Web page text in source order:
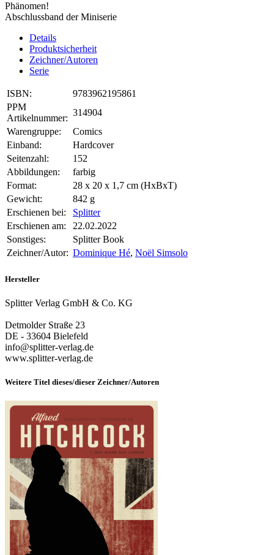
Phänomen!
Abschlussband der Miniserie
Details
Produktsicherheit
Zeichner/Autoren
Serie
ISBN:
9783962195861
PPM
Artikelnummer:
314904
Warengruppe:
Comics
Einband:
Hardcover
Seitenzahl:
152
Abbildungen:
farbig
Format:
28 x 20 x 1,7 cm (HxBxT)
Gewicht:
842 g
Erschienen bei:
Splitter
Erschienen am:
22.02.2022
Sonstiges:
Splitter Book
Zeichner/Autor: Dominique Hé, Noël Simsolo
Hersteller
Splitter Verlag GmbH & Co. KG
Detmolder Straße 23
DE - 33604 Bielefeld
info@splitter-verlag.de
www.splitter-verlag.de
Weitere Titel dieses/dieser Zeichner/Autoren